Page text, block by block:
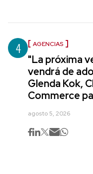
4 AGENCIAS
"La próxima
vendrá de
Glenda Kok,
Commerce
agosto 5, 2026